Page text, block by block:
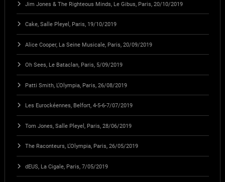
Jim Jones & The Righteous Minds, Le Gibus, Paris, 20/10/2019
Cake, Salle Pleyel, Paris, 19/10/2019
Alice Cooper, La Seine Musicale, Paris, 20/09/2019
Oh Sees, Le Bataclan, Paris, 5/09/2019
Patti Smith, L’Olympia, Paris, 26/08/2019
Les Eurockéennes, Belfort, 4-5-6-7/07/2019
Tom Jones, Salle Pleyel, Paris, 28/06/2019
The Raconteurs, L’Olympia, Paris, 26/05/2019
dEUS, La Cigale, Paris, 7/05/2019